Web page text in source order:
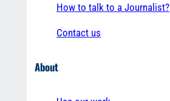
How to talk to a Journalist?
Contact us
About